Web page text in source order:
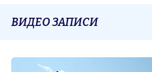
ВИДЕО ЗАПИСИ